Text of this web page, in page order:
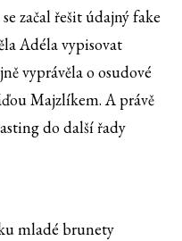
začal řešit údajný fake
Adéla vypisovat
vyprávěla o osudové
Majzlíkem. A právě
do další řady
mladé brunety